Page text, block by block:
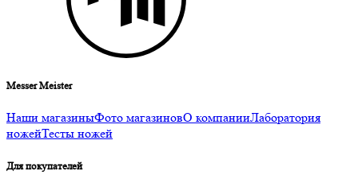
Messer Meister
Наши магазиныФото магазиновО компанииЛаборатория
ножейТесты ножей
Для покупателей